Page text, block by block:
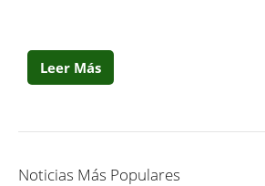
Leer Más
Noticias Más Populares